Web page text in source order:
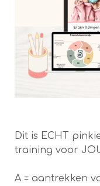
Dit is ECHT
training voor
A = aantrekken